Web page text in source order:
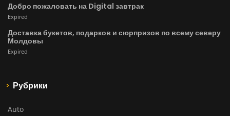
Добро пожаловать на Digital завтрак
Expired
Доставка букетов, подарков и сюрпризов по всему северу
Молдовы
Expired
Рубрики
Auto